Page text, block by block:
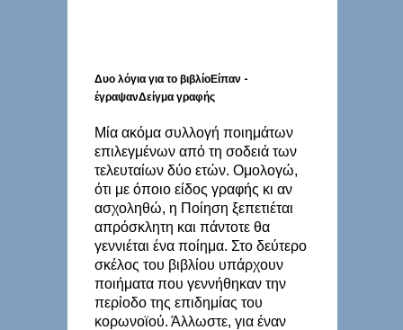
Δυο λόγια για το βιβλίοΕίπαν -
έγραψανΔείγμα γραφής
Μία ακόμα συλλογή ποιημάτων
επιλεγμένων από τη σοδειά των
τελευταίων δύο ετών. Ομολογώ,
ότι με όποιο είδος γραφής κι αν
ασχοληθώ, η Ποίηση ξεπετιέται
απρόσκλητη και πάντοτε θα
γεννιέται ένα ποίημα. Στο δεύτερο
σκέλος του βιβλίου υπάρχουν
ποιήματα που γεννήθηκαν την
περίοδο της επιδημίας του
κορωνοϊού. Άλλωστε, για έναν